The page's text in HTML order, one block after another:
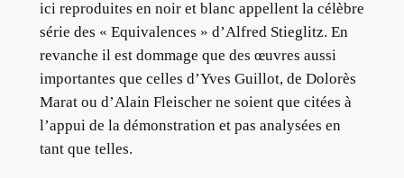
ici reproduites en noir et blanc appellent la célèbre
série des « Equivalences » d’Alfred Stieglitz. En
revanche il est dommage que des œuvres aussi
importantes que celles d’Yves Guillot, de Dolorès
Marat ou d’Alain Fleischer ne soient que citées à
l’appui de la démonstration et pas analysées en
tant que telles.